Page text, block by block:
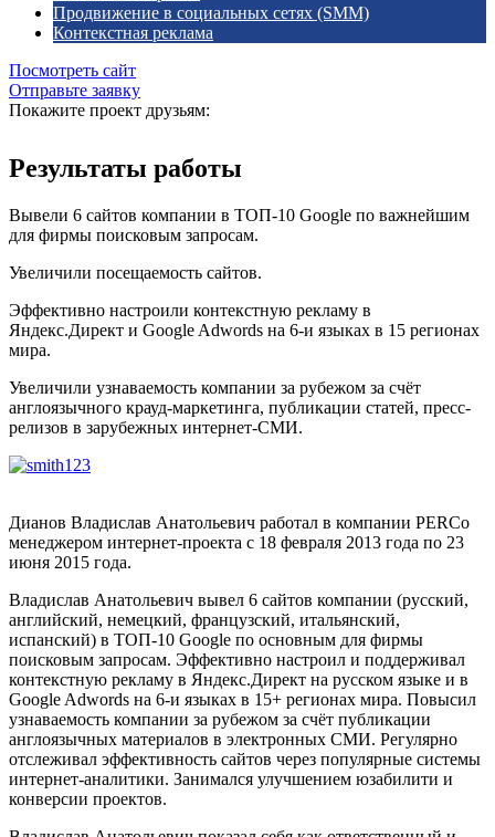
Продвижение в социальных сетях (SMM)
Контекстная реклама
Посмотреть сайт
Отправьте заявку
Покажите проект друзьям:
Результаты работы
Вывели 6 сайтов компании в ТОП-10 Google по важнейшим
для фирмы поисковым запросам.
Увеличили посещаемость сайтов.
Эффективно настроили контекстную рекламу в
Яндекс.Директ и Google Adwords на 6-и языках в 15 регионах
мира.
Увеличили узнаваемость компании за рубежом за счёт
англоязычного крауд-маркетинга, публикации статей, пресс-
релизов в зарубежных интернет-СМИ.
Дианов Владислав Анатольевич работал в компании PERCo
менеджером интернет-проекта с 18 февраля 2013 года по 23
июня 2015 года.
Владислав Анатольевич вывел 6 сайтов компании (русский,
английский, немецкий, французский, итальянский,
испанский) в ТОП-10 Google по основным для фирмы
поисковым запросам. Эффективно настроил и поддерживал
контекстную рекламу в Яндекс.Директ на русском языке и в
Google Adwords на 6-и языках в 15+ регионах мира. Повысил
узнаваемость компании за рубежом за счёт публикации
англоязычных материалов в электронных СМИ. Регулярно
отслеживал эффективность сайтов через популярные системы
интернет-аналитики. Занимался улучшением юзабилити и
конверсии проектов.